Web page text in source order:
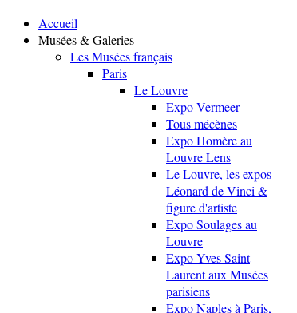
Accueil
Musées & Galeries
Les Musées français
Paris
Le Louvre
Expo Vermeer
Tous mécènes
Expo Homère au
Louvre Lens
Le Louvre, les expos
Léonard de Vinci &
figure d'artiste
Expo Soulages au
Louvre
Expo Yves Saint
Laurent aux Musées
parisiens
Expo Naples à Paris,